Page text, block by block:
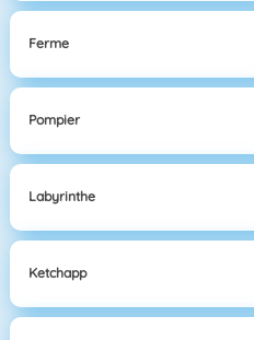
Ferme
Pompier
Labyrinthe
Ketchapp